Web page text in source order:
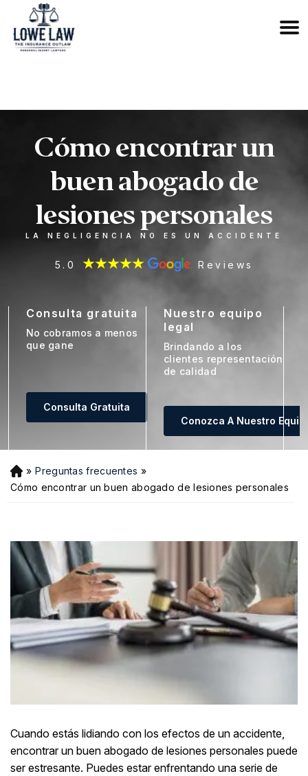
833-OUTLAW6
Cómo encontrar un
buen abogado de
lesiones personales
LA NEGLIGENCIA NO ES UN ACCIDENTE
5.0 Reviews
Consulta gratuita
No cobramos a menos
que gane
Consulta Gratuita
Nuestro equipo
legal
Brindando a los
clientes representación
de calidad
Conozca A Nuestro
Ini
ci
» Preguntas frecuentes »
Cómo encontrar un buen abogado de lesiones personales
Cuando estás lidiando con los efectos de un accidente,
encontrar un buen abogado de lesiones personales puede
ser estresante. Puedes estar enfrentando una serie de